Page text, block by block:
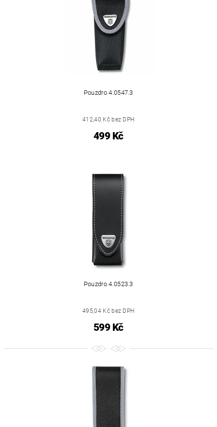
Pouzdro 4.0547.3
412,40 Kč bez DPH
499 Kč
Pouzdro 4.0523.3
495,04 Kč bez DPH
599 Kč